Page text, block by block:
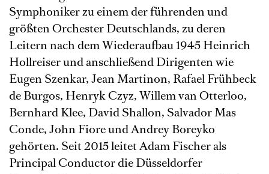
Symphoniker zu einem der führenden und
größten Orchester Deutschlands, zu deren
Leitern nach dem Wiederaufbau 1945 Heinrich
Hollreiser und anschließend Dirigenten wie
Eugen Szenkar, Jean Martinon, Rafael Frühbeck
de Burgos, Henryk Czyz, Willem van Otterloo,
Bernhard Klee, David Shallon, Salvador Mas
Conde, John Fiore und Andrey Boreyko
gehörten. Seit 2015 leitet Adam Fischer als
Principal Conductor die Düsseldorfer